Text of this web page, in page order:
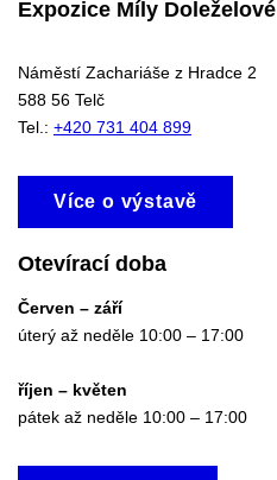
Expozice Míly Doleželové
Náměstí Zachariáše z Hradce 2
588 56 Telč
Tel.: +420 731 404 899
Více o výstavě
Otevírací doba
Červen – září
úterý až neděle 10:00 – 17:00
říjen – květen
pátek až neděle 10:00 – 17:00